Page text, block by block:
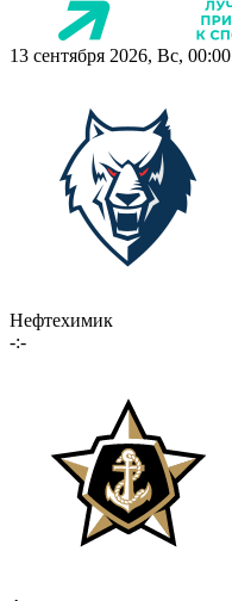
13 сентября 2026, Вс, 00:00
Нефтехимик
-:-